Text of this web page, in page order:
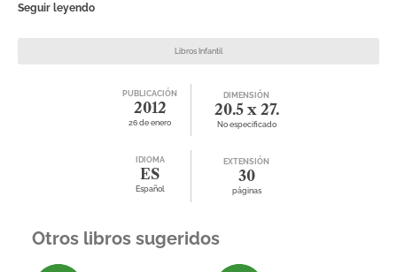
Seguir leyendo
Libros Infantil
PUBLICACIÓN
2012
26 de enero
DIMENSIÓN
20.5 x 27.
No especificado
IDIOMA
ES
Español
EXTENSIÓN
30
páginas
Otros libros sugeridos